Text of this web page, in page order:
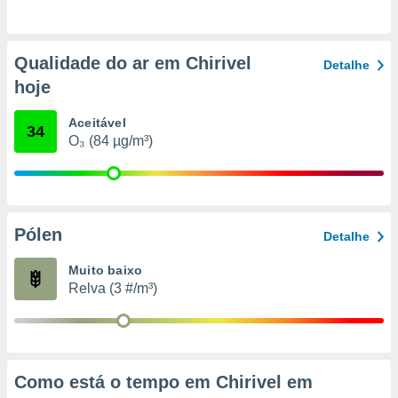
ou opor-
qualquer
em “
na
ou aceder
para
Qualidade do ar em Chirivel
hoje
Detalhe
34 Aceitável
O₃ (84 µg/m³)
Pólen Detalhe
Muito baixo
Relva (3 #/m³)
Como está o tempo em Chirivel em